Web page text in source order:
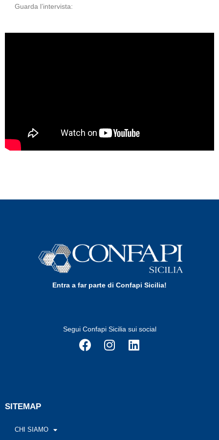
Guarda l’intervista:
Entra a far parte di Confapi Sicilia!
Segui Confapi Sicilia sui social
SITEMAP
CHI SIAMO